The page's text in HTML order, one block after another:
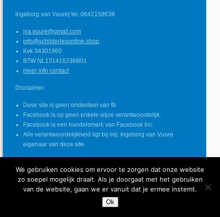
Ingeborg van Vuure| tel: 0642158638
iva.vuure@gmail.com
info@schilderlesonline.shop
Kvk 34301960
BTW NL131416236B01
meer info contact
Disclaimer:
Dese site is geen onderdeel van fb.
Facebook is op geen enkele wijze verantwoordelijk.
Facebook is een handelsmerk van Facebook Inc.
Alle verantwoordelijkheid ligt bij mij: Ingeborg van Vuure
eigenaar van deze site.
© COPYRIGHT SCHILDERLES ONLINE
We gebruiken cookies om ervoor te zorgen dat onze website
zo soepel mogelijk draait. Als je doorgaat met het gebruiken
van de website, gaan we er vanuit dat je ermee instemt.
Ok